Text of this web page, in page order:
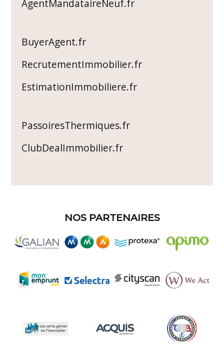
AgentMandataireNeuf.fr
BuyerAgent.fr
RecrutementImmobilier.fr
EstimationImmobiliere.fr
PassoiresThermiques.fr
ClubDealImmobilier.fr
NOS PARTENAIRES